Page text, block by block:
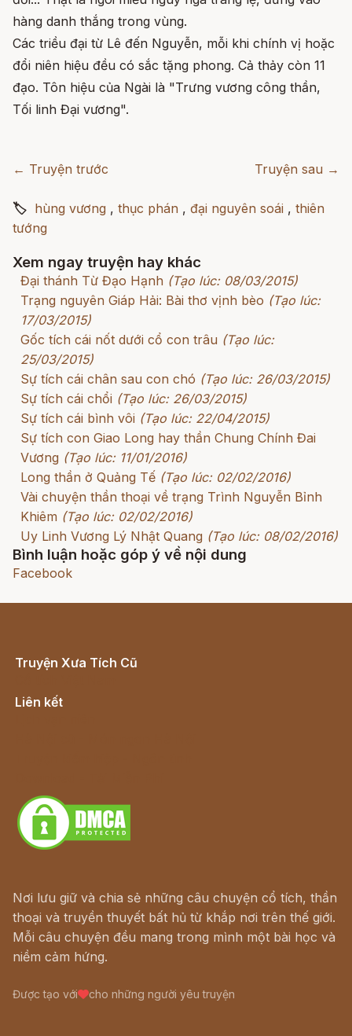
hàng danh thắng trong vùng.
Các triều đại từ Lê đến Nguyễn, mỗi khi chính vị hoặc
đổi niên hiệu đều có sắc tặng phong. Cả thảy còn 11
đạo. Tôn hiệu của Ngài là "Trưng vương công thần,
Tối linh Đại vương".
← Truyện trước Truyện sau →
🏷 hùng vương , thục phán , đại nguyên soái , thiên
tướng
Xem ngay truyện hay khác
Đại thánh Từ Đạo Hạnh (Tạo lúc: 08/03/2015)
Trạng nguyên Giáp Hải: Bài thơ vịnh bèo (Tạo lúc:
17/03/2015)
Gốc tích cái nốt dưới cổ con trâu (Tạo lúc:
25/03/2015)
Sự tích cái chân sau con chó (Tạo lúc: 26/03/2015)
Sự tích cái chổi (Tạo lúc: 26/03/2015)
Sự tích cái bình vôi (Tạo lúc: 22/04/2015)
Sự tích con Giao Long hay thần Chung Chính Đai
Vương (Tạo lúc: 11/01/2016)
Long thần ở Quảng Tế (Tạo lúc: 02/02/2016)
Vài chuyện thần thoại về trạng Trình Nguyễn Bỉnh
Khiêm (Tạo lúc: 02/02/2016)
Uy Linh Vương Lý Nhật Quang (Tạo lúc: 08/02/2016)
Bình luận hoặc góp ý về nội dung
Facebook
Truyện Xưa Tích Cũ
Liên kết
Nơi lưu giữ và chia sẻ những câu chuyện cổ tích, thần
thoại và truyền thuyết bất hủ từ khắp nơi trên thế giới.
Mỗi câu chuyện đều mang trong mình một bài học và
niềm cảm hứng.
Được tạo với cho những người yêu truyện